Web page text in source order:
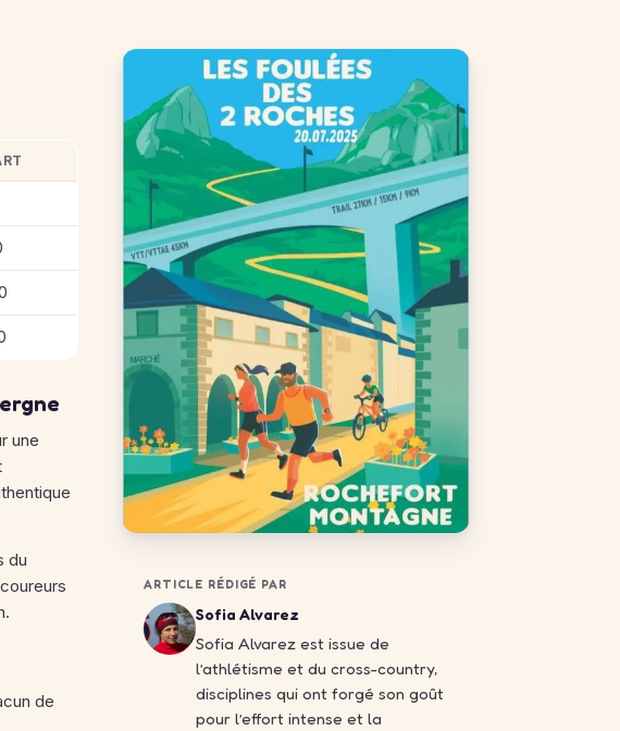
une
du
de
ARTICLE RÉDIGÉ PAR
Sofia Alvarez
Sofia Alvarez est issue de
l’athlétisme et du cross-country,
disciplines qui ont forgé son goût
pour l’effort intense et la